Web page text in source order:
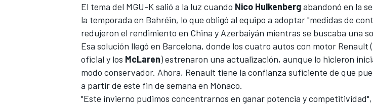
FÓRMULA E
El tema del MGU-K salió a la luz cuando Nico Hulkenbergabandonó en la
la temporada en Bahréin, lo que obligó al equipo a adoptar "medidas de
redujeron el rendimiento en China y Azerbaiyán mientras se buscaba una
Esa solución llegó en Barcelona, donde los cuatro autos con motor Renault
oficial y los McLaren) estrenaron una actualización, aunque lo hicieron
modo conservador. Ahora, Renault tiene la confianza suficiente de que
a partir de este fin de semana en Mónaco.
"Este invierno pudimos concentrarnos en ganar potencia y